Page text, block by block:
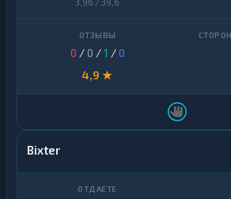
0 / 0 /1 /0
4,9 ★
Bixter